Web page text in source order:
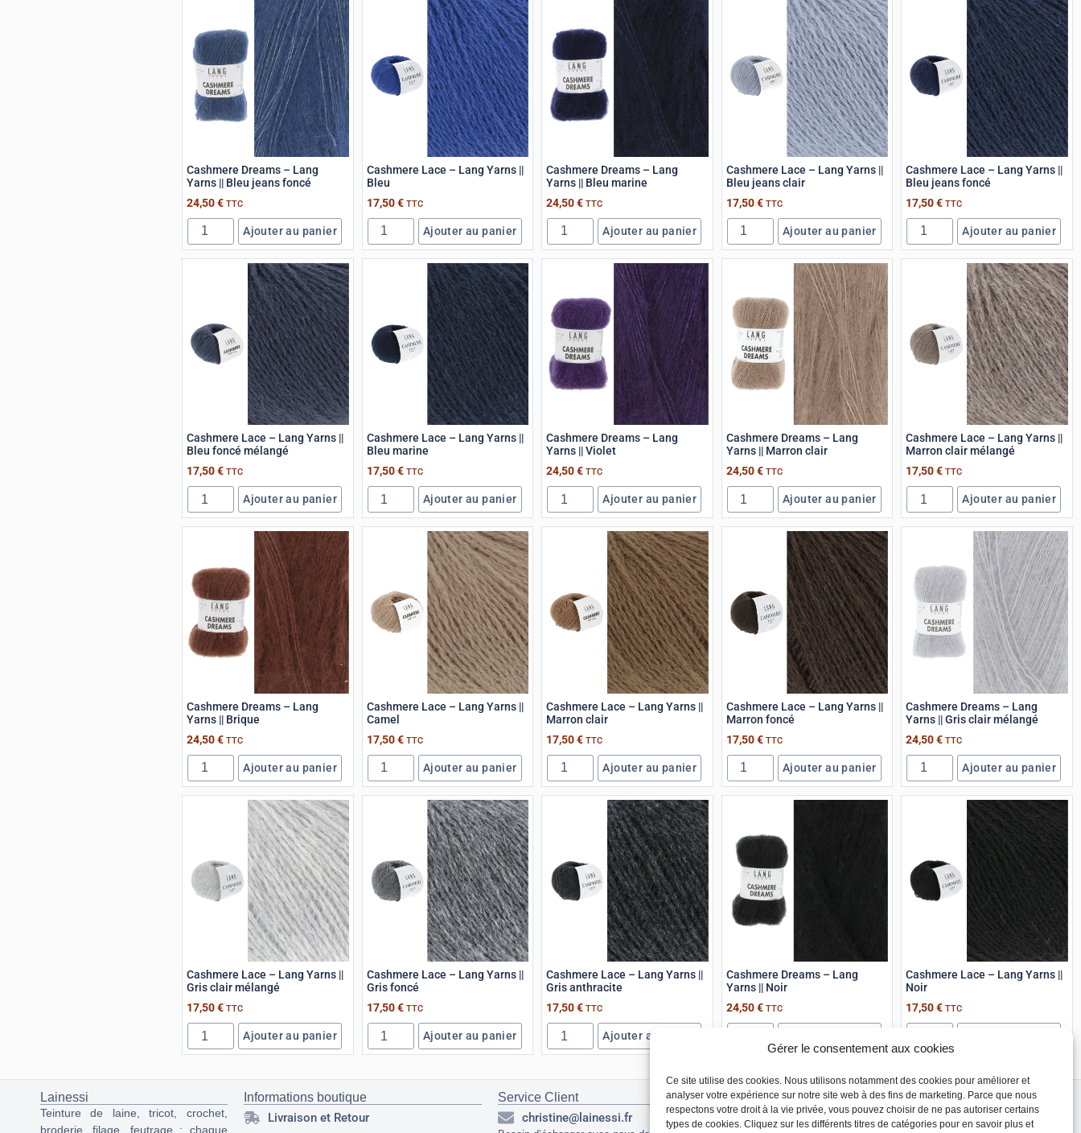
Gérer le consentement aux cookies
Ce site utilise des cookies. Nous utilisons notamment des cookies pour améliorer et
analyser votre expérience sur notre site web à des fins de marketing. Parce que nous
respectons votre droit à la vie privée, vous pouvez choisir de ne pas autoriser certains
types de cookies. Cliquez sur les différents titres de catégories pour en savoir plus et
Cashmere Dreams – Lang
Yarns || Bleu jeans foncé
24,50€ TTC
Ajouter au panier
Cashmere Lace – Lang Yarns ||
Bleu
17,50€ TTC
Ajouter au panier
Cashmere Dreams – Lang
Yarns || Bleu marine
24,50€ TTC
Ajouter au panier
Cashmere Lace – Lang Yarns ||
Bleu jeans clair
17,50€ TTC
Ajouter au panier
Cashmere Lace – Lang Yarns ||
Bleu jeans foncé
17,50€ TTC
Ajouter au panier
Cashmere Lace – Lang Yarns ||
Bleu foncé mélangé
17,50€ TTC
Ajouter au panier
Cashmere Lace – Lang Yarns ||
Bleu marine
17,50€ TTC
Ajouter au panier
Cashmere Dreams – Lang
Yarns || Violet
24,50€ TTC
Ajouter au panier
Cashmere Dreams – Lang
Yarns || Marron clair
24,50€ TTC
Ajouter au panier
Cashmere Lace – Lang Yarns ||
Marron clair mélangé
17,50€ TTC
Ajouter au panier
Cashmere Dreams – Lang
Yarns || Brique
24,50€ TTC
Ajouter au panier
Cashmere Lace – Lang Yarns ||
Camel
17,50€ TTC
Ajouter au panier
Cashmere Lace – Lang Yarns ||
Marron clair
17,50€ TTC
Ajouter au panier
Cashmere Lace – Lang Yarns ||
Marron foncé
17,50€ TTC
Ajouter au panier
Cashmere Dreams – Lang
Yarns || Gris clair mélangé
24,50€ TTC
Ajouter au panier
Cashmere Lace – Lang Yarns ||
Gris clair mélangé
17,50€ TTC
Ajouter au panier
Cashmere Lace – Lang Yarns ||
Gris foncé
17,50€ TTC
Ajouter au panier
Cashmere Lace – Lang Yarns ||
Gris anthracite
17,50€ TTC
Ajouter au panier
Cashmere Dreams – Lang
Yarns || Noir
24,50€ TTC
Cashmere Lace – Lang Yarns ||
Noir
17,50€ TTC
Lainessi
Teinture de laine, tricot, crochet,
broderie, filage, feutrage : chaque
Informations boutique
Livraison et Retour
Service Client
christine@lainessi.fr
Réseaux sociaux
Instagram